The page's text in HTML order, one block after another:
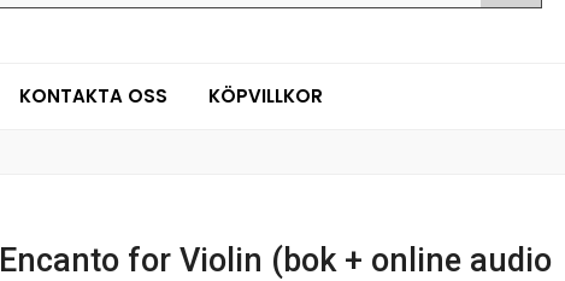
KONTAKTA OSS KÖPVILLKOR
Encanto for Violin (bok + online audio